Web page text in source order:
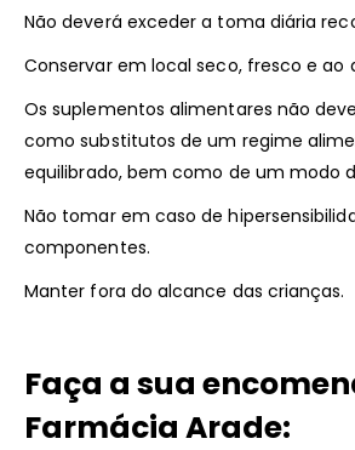
Não deverá exceder a toma diária
Conservar em local seco, fresco e ao
Os suplementos alimentares não
como substitutos de um regime
equilibrado, bem como de um modo
Não tomar em caso de
componentes.
Manter fora do alcance das crianças.
Faça a sua
Farmácia Arade: